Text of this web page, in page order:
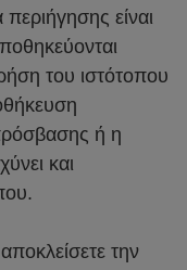
είναι
του ιστότοπου
ή η
και
την